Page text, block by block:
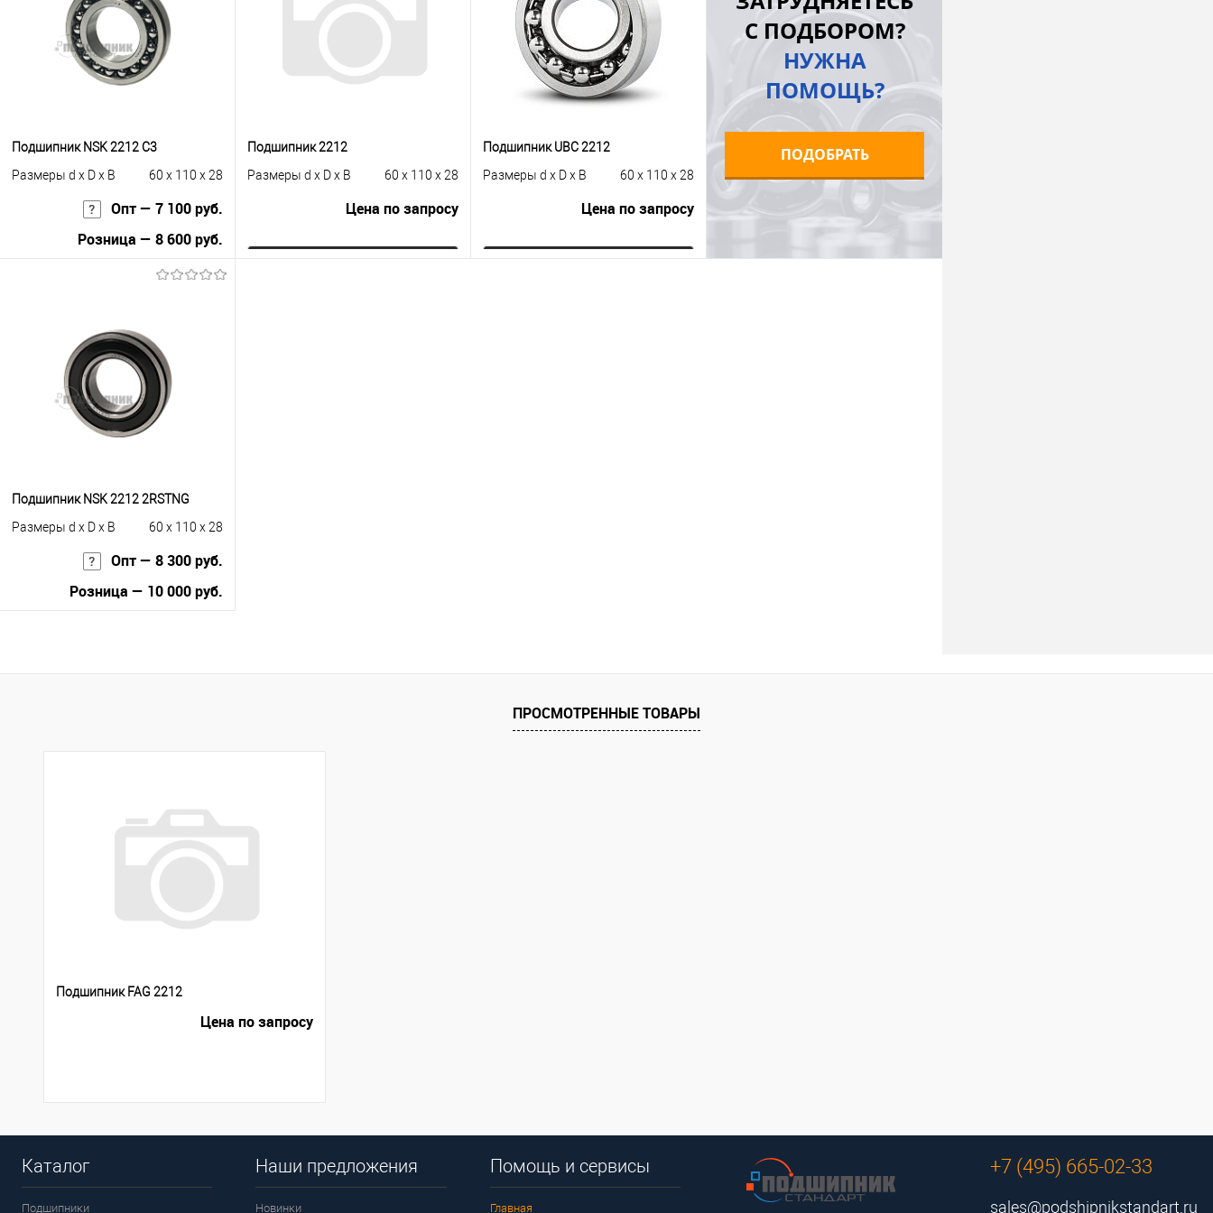
В избранное
Под заказ
В избранное
В наличии
Подшипник NSK 2212 C3
Размеры d x D x B
60 x 110 x 28
Опт — 7 100 руб.
Розница — 8 600 руб.
Купить в 1 клик
К сравнению
В избранное
Под заказ
Подшипник 2212
Размеры d x D x B
60 x 110 x 28
Цена по запросу
Подшипник UBC 2212
Размеры d x D x B
60 x 110 x 28
Цена по запросу
С ПОДБОРОМ?
НУЖНА
ПОМОЩЬ?
ПОДОБРАТЬ
Подшипник NSK 2212 2RSTNG
Размеры d x D x B
60 x 110 x 28
Опт — 8 300 руб.
Розница — 10 000 руб.
ПРОСМОТРЕННЫЕ ТОВАРЫ
Подшипник FAG 2212
Цена по запросу
Каталог
Подшипники
Наши предложения
Новинки
Помощь и сервисы
Главная
+7 (495) 665-02-33
sales@podshipnikstandart.ru